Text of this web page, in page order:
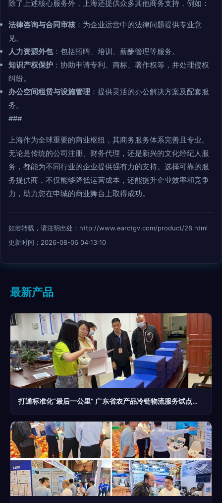
除了上述核心服务外，上海还提供众多其他商务支持，例如：
法律咨询与合同审核 ：为企业运营中的法律问题提供专业意
见。
人力资源外包：包括招聘、培训、薪酬管理等服务。
知识产权保护 ：协助申请专利、商标、著作权等，并处理侵权
纠纷。
办公空间租赁与设施管理 ：提供灵活的办公解决方案及配套服
务。
###
上海作为全球重要的商业枢纽，其商务服务体系完善且专业。
无论是传统的公司注册、财务代理，还是新兴的文化经纪人服
务，都能为不同行业的企业提供强有力的支持。选择可靠的服
务提供商，不仅能够降低运营成本，还能提升企业效率和竞争
力，助力您在申城的商业舞台上取得成功。
如若转载，请注明出处：http://www.earctgv.com/product/28.html
更新时间：2026-08-06 04:13:10
最新产品
打通标准化“最后一公里” 广东省农产品冷链物流服务试点稳步推进，开启文化经纪新范式